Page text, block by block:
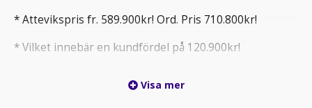
* Attevikspris fr. 589.900kr! Ord. Pris 710.800kr!
* Vilket innebär en kundfördel på 120.900kr!
* Alla våra bilar är testade och Varudeklarerade!
Visa mer